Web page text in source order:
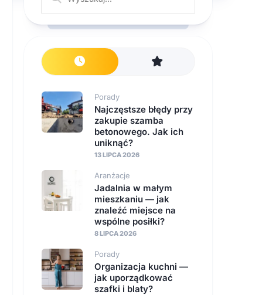
Porady
Najczęstsze błędy przy
zakupie szamba
betonowego. Jak ich
uniknąć?
13 LIPCA 2026
Aranżacje
Jadalnia w małym
mieszkaniu — jak
znaleźć miejsce na
wspólne posiłki?
8 LIPCA 2026
Porady
Organizacja kuchni —
jak uporządkować
szafki i blaty?